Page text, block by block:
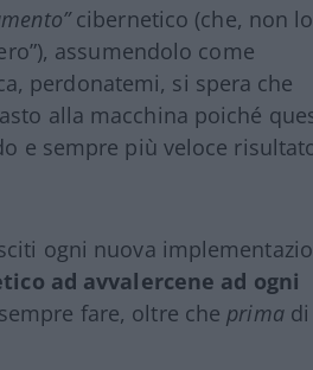
cibernetico (che, non
assumendolo come
perdonatemi, si spera che
alla macchina poiché
e sempre più veloce
ogni nuova
ad avvalercene ad ogni
fare, oltre che primadi